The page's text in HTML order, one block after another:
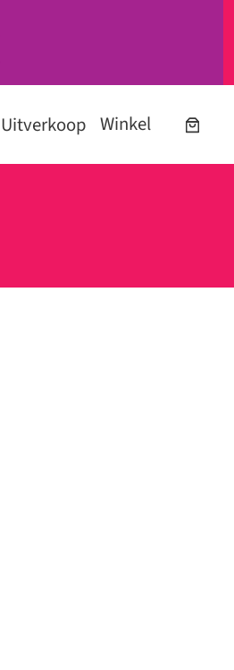
Uitverkoop Winkel